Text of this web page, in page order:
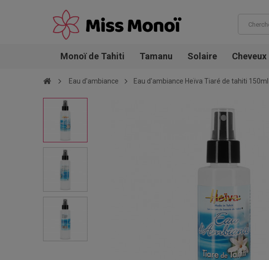
Monoï de Tahiti Tamanu Solaire Cheveux
Eau d'ambiance Eau d'ambiance Heïva Tiaré de tahiti 150ml